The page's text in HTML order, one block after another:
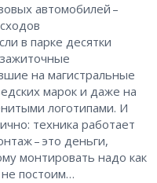
автомобилей –
в парке десятки
на магистральные
марок и даже на
логотипами. И
техника работает
– это деньги,
монтировать надо как
постоим…